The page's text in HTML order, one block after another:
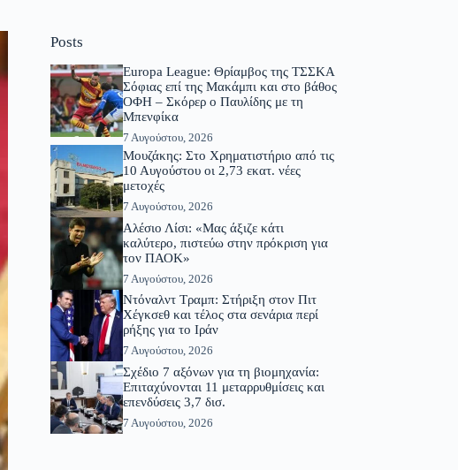
Posts
Europa League: Θρίαμβος της ΤΣΣΚΑ
Σόφιας επί της Μακάμπι και στο βάθος
ΟΦΗ – Σκόρερ ο Παυλίδης με τη
Μπενφίκα
7 Αυγούστου, 2026
Μουζάκης: Στο Χρηματιστήριο από τις
10 Αυγούστου οι 2,73 εκατ. νέες
μετοχές
7 Αυγούστου, 2026
Αλέσιο Λίσι: «Μας άξιζε κάτι
καλύτερο, πιστεύω στην πρόκριση για
τον ΠΑΟΚ»
7 Αυγούστου, 2026
Ντόναλντ Τραμπ: Στήριξη στον Πιτ
Χέγκσεθ και τέλος στα σενάρια περί
ρήξης για το Ιράν
7 Αυγούστου, 2026
Σχέδιο 7 αξόνων για τη βιομηχανία:
Επιταχύνονται 11 μεταρρυθμίσεις και
επενδύσεις 3,7 δισ.
7 Αυγούστου, 2026